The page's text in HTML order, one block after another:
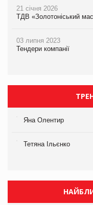
21 січня 2026
ТДВ «Золотоніський
03 липня 2023
Тендери компанії
Яна Олентир
Тетяна Ільєнко